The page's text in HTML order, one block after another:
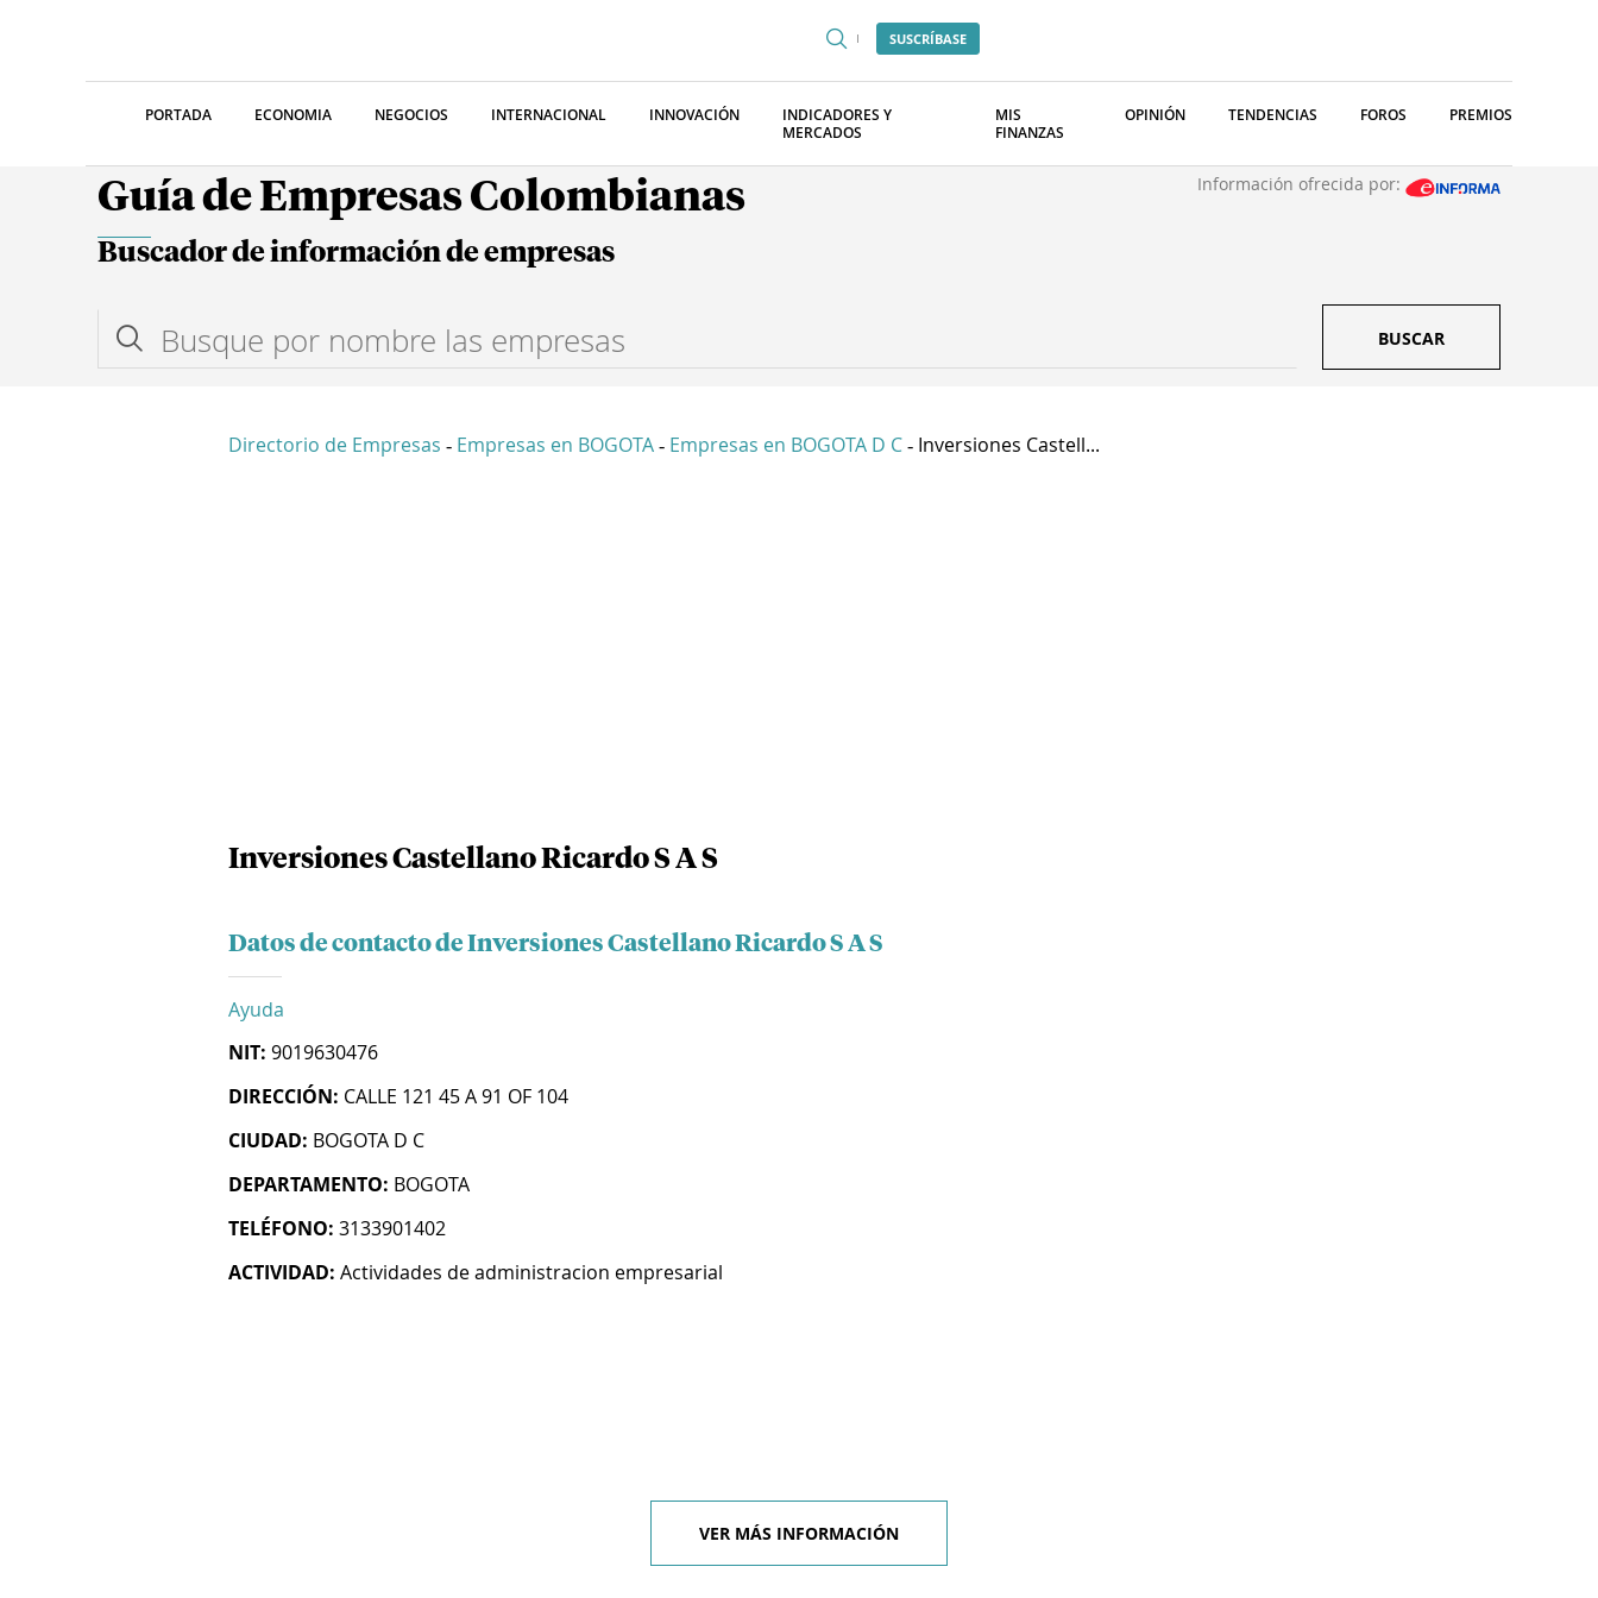
SUSCRÍBASE
PORTADA ECONOMIA NEGOCIOS INTERNACIONAL INNOVACIÓN
INDICADORES Y
MERCADOS
MIS
FINANZAS
OPINIÓN TENDENCIAS FOROS PREMIOS
Guía de Empresas Colombianas Información ofrecida por:
Buscador de información de empresas
BUSCAR
Directorio de Empresas - Empresas en BOGOTA - Empresas en BOGOTA D C - Inversiones Castell...
Inversiones Castellano Ricardo S A S
Datos de contacto de Inversiones Castellano Ricardo S A S
Ayuda
NIT: 9019630476
DIRECCIÓN: CALLE 121 45 A 91 OF 104
CIUDAD: BOGOTA D C
DEPARTAMENTO: BOGOTA
TELÉFONO: 3133901402
ACTIVIDAD: Actividades de administracion empresarial
VER MÁS INFORMACIÓN